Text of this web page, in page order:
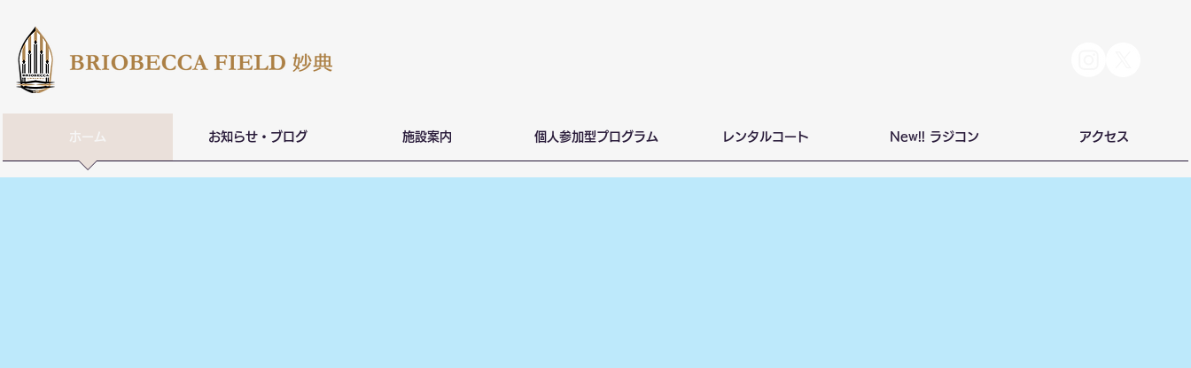
ホーム お知らせ・ブログ 施設案内 個人参加型プログラム レンタルコート New!! ラジコン アクセス